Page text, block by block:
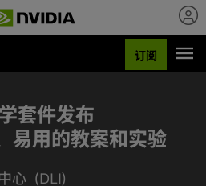
订阅
套件发布
易用的教案和实验
心 (DLI)